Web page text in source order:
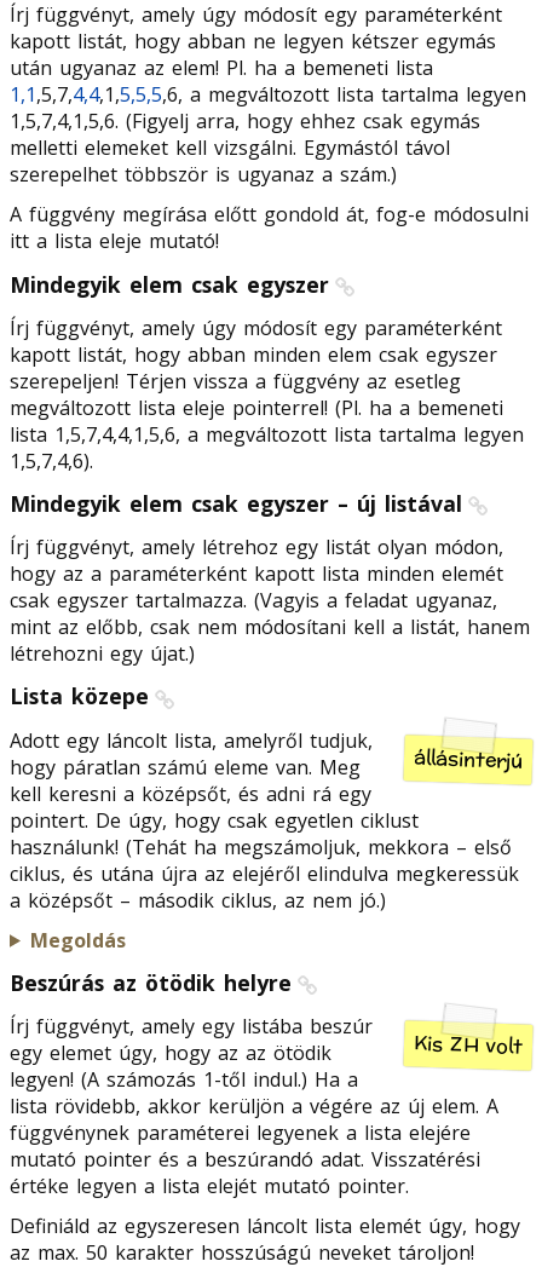
Írj függvényt, amely úgy módosít egy paraméterként
kapott listát, hogy abban ne legyen kétszer egymás
után ugyanaz az elem! Pl. ha a bemeneti lista
1,1,5,7,4,4,1,5,5,5,6, a megváltozott lista tartalma legyen
1,5,7,4,1,5,6. (Figyelj arra, hogy ehhez csak egymás
melletti elemeket kell vizsgálni. Egymástól távol
szerepelhet többször is ugyanaz a szám.)
A függvény megírása előtt gondold át, fog-e módosulni
itt a lista eleje mutató!
Mindegyik elem csak egyszer
Írj függvényt, amely úgy módosít egy paraméterként
kapott listát, hogy abban minden elem csak egyszer
szerepeljen! Térjen vissza a függvény az esetleg
megváltozott lista eleje pointerrel! (Pl. ha a bemeneti
lista 1,5,7,4,4,1,5,6, a megváltozott lista tartalma legyen
1,5,7,4,6).
Mindegyik elem csak egyszer – új listával
Írj függvényt, amely létrehoz egy listát olyan módon,
hogy az a paraméterként kapott lista minden elemét
csak egyszer tartalmazza. (Vagyis a feladat ugyanaz,
mint az előbb, csak nem módosítani kell a listát, hanem
létrehozni egy újat.)
Lista közepe
állásinterjú
Adott egy láncolt lista, amelyről tudjuk,
hogy páratlan számú eleme van. Meg
kell keresni a középsőt, és adni rá egy
pointert. De úgy, hogy csak egyetlen ciklust
használunk! (Tehát ha megszámoljuk, mekkora – első
ciklus, és utána újra az elejéről elindulva megkeressük
a középsőt – második ciklus, az nem jó.)
Megoldás
Beszúrás az ötödik helyre
Kis ZH volt
Írj függvényt, amely egy listába beszúr
egy elemet úgy, hogy az az ötödik
legyen! (A számozás 1-től indul.) Ha a
lista rövidebb, akkor kerüljön a végére az új elem. A
függvénynek paraméterei legyenek a lista elejére
mutató pointer és a beszúrandó adat. Visszatérési
értéke legyen a lista elejét mutató pointer.
Definiáld az egyszeresen láncolt lista elemét úgy, hogy
az max. 50 karakter hosszúságú neveket tároljon!